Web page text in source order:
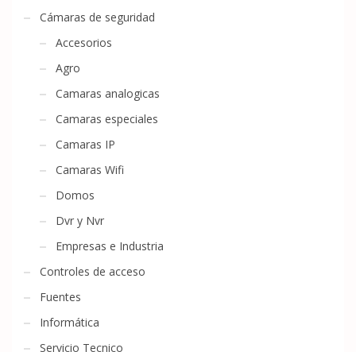
Cámaras de seguridad
Accesorios
Agro
Camaras analogicas
Camaras especiales
Camaras IP
Camaras Wifi
Domos
Dvr y Nvr
Empresas e Industria
Controles de acceso
Fuentes
Informática
Servicio Tecnico